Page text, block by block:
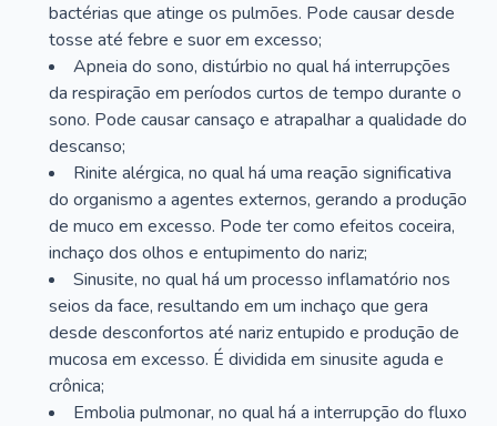
bactérias que atinge os pulmões. Pode causar desde
tosse até febre e suor em excesso;
Apneia do sono, distúrbio no qual há interrupções
da respiração em períodos curtos de tempo durante o
sono. Pode causar cansaço e atrapalhar a qualidade do
descanso;
Rinite alérgica, no qual há uma reação significativa
do organismo a agentes externos, gerando a produção
de muco em excesso. Pode ter como efeitos coceira,
inchaço dos olhos e entupimento do nariz;
Sinusite, no qual há um processo inflamatório nos
seios da face, resultando em um inchaço que gera
desde desconfortos até nariz entupido e produção de
mucosa em excesso. É dividida em sinusite aguda e
crônica;
Embolia pulmonar, no qual há a interrupção do fluxo